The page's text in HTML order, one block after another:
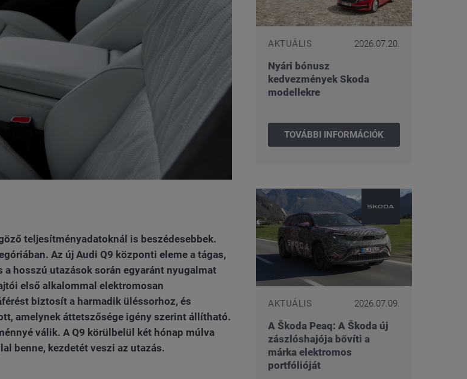
teljesítményadatoknál is beszédesebbek.
Az új Audi Q9 központi eleme a tágas,
hosszú utazások során egyaránt nyugalmat
első alkalommal elektromosan
biztosít a harmadik üléssorhoz, és
amelynek áttetszősége igény szerint állítható.
válik. A Q9 körülbelül két hónap múlva
benne, kezdetét veszi az utazás.
AKTUÁLIS 2026.07.20.
Nyári bónusz
kedvezmények Skoda
modellekre
TOVÁBBI INFORMÁCIÓK
AKTUÁLIS 2026.07.09.
A Škoda Peaq: A Škoda új
zászlóshajója bővíti a
márka elektromos
portfólióját